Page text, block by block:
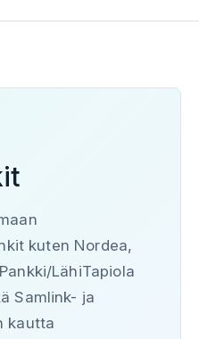
kuten Nordea,
LähiTapiola
Samlink- ja
kautta